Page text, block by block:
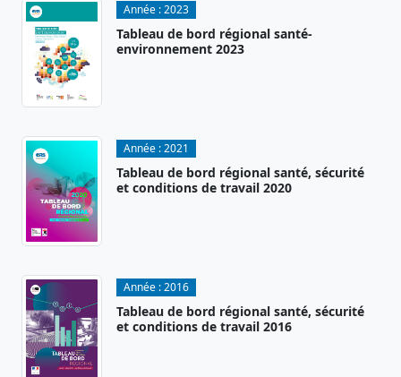
Année :2023
Tableau de bord régional santé-
environnement 2023
Année :2021
Tableau de bord régional santé, sécurité
et conditions de travail 2020
Année :2016
Tableau de bord régional santé, sécurité
et conditions de travail 2016